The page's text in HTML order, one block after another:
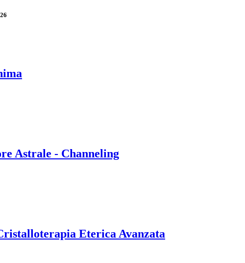
Astrale - Channeling
Eterica Avanzata